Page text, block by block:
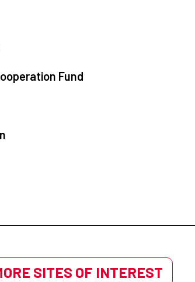
Fund
SITES OF INTEREST